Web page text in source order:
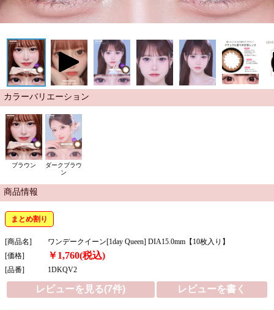
カラーバリエーション
ブラウン
ダークブラウ
ン
商品情報
まとめ割り
[商品名]
ワンデークイーン[1day Queen] DIA15.0mm【10枚入り】
[価格]
￥1,760(税込)
[品番] 1DKQV2
レビューを見る(7件) レビューを書く